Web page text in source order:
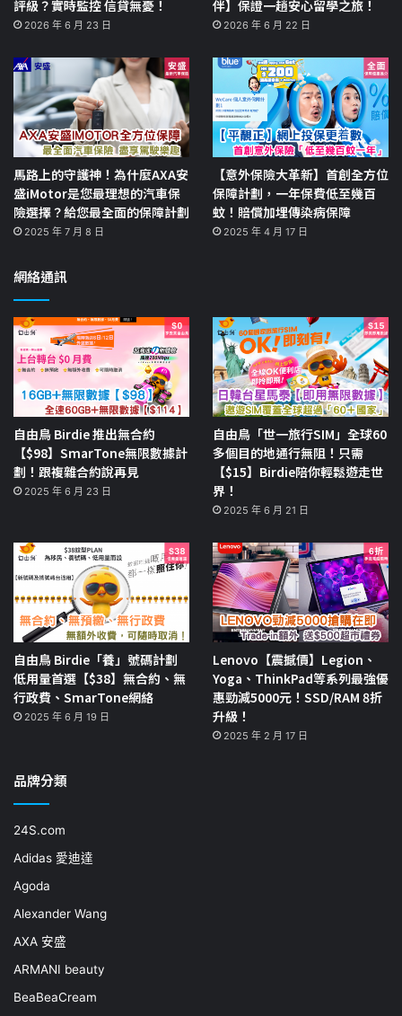
評級？實時監控 信貸無憂！
2026 年 6 月 23 日
伴】保證一趟安心留學之旅！
2026 年 6 月 22 日
馬路上的守護神！為什麼AXA安
盛iMotor是您最理想的汽車保
險選擇？給您最全面的保障計劃
2025 年 7 月 8 日
【意外保險大革新】首創全方位
保障計劃，一年保費低至幾百
蚊！賠償加埋傳染病保障
2025 年 4 月 17 日
網絡通訊
自由鳥 Birdie 推出無合約
【$98】SmarTone無限數據計
劃！跟複雜合約說再見
2025 年 6 月 23 日
自由鳥「世一旅行SIM」全球60
多個目的地通行無阻！只需
【$15】Birdie陪你輕鬆遊走世
界！
2025 年 6 月 21 日
自由鳥 Birdie「養」號碼計劃
低用量首選【$38】無合約、無
行政費、SmarTone網絡
2025 年 6 月 19 日
Lenovo【震撼價】Legion、
Yoga、ThinkPad等系列最強優
惠勁減5000元！SSD/RAM 8折
升級！
2025 年 2 月 17 日
品牌分類
24S.com
Adidas 愛迪達
Agoda
Alexander Wang
AXA 安盛
ARMANI beauty
BeaBeaCream